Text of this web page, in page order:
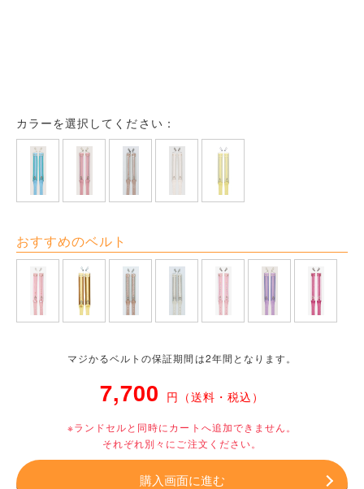
カラーを選択してください：
おすすめのベルト
マジかるベルトの保証期間は2年間となります。
7,700 円（送料・税込）
※ランドセルと同時にカートへ追加できません。
それぞれ別々にご注文ください。
購入画面に進む